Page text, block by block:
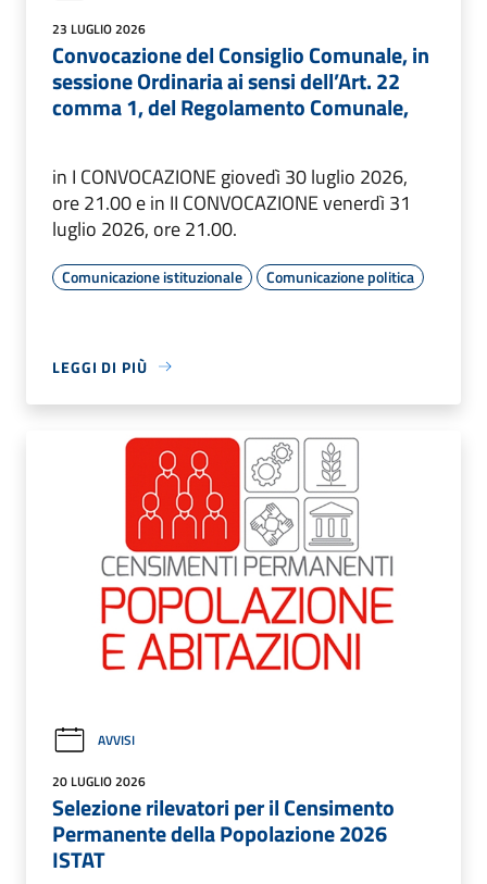
23 LUGLIO 2026
Convocazione del Consiglio Comunale, in
sessione Ordinaria ai sensi dell’Art. 22
comma 1, del Regolamento Comunale,
in I CONVOCAZIONE giovedì 30 luglio 2026,
ore 21.00 e in II CONVOCAZIONE venerdì 31
luglio 2026, ore 21.00.
Comunicazione istituzionale Comunicazione politica
LEGGI DI PIÙ
AVVISI
20 LUGLIO 2026
Selezione rilevatori per il Censimento
Permanente della Popolazione 2026
ISTAT